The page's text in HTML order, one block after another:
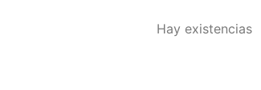
Hay existencias